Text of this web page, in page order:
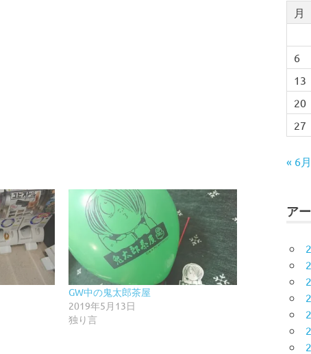
GW中の鬼太郎茶屋
2019年5月13日
独り言
月
6
13
20
27
« 6月
ア